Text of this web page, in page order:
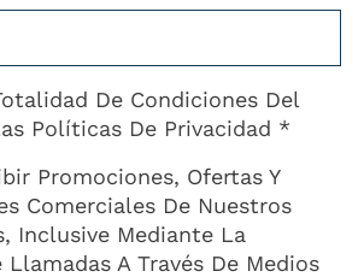
ruedas, se instalen.
victoria de la piring.
AT5 un estudiante multado por orinar
oficina bancaria en Leidseplein,
una multa de 140 euros.
De Condiciones Del
Políticas De Privacidad *
Promociones, Ofertas Y
Comerciales De Nuestros
Inclusive Mediante La
Llamadas A Través De Medios